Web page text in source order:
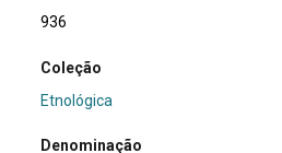
936
Coleção
Etnológica
Denominação